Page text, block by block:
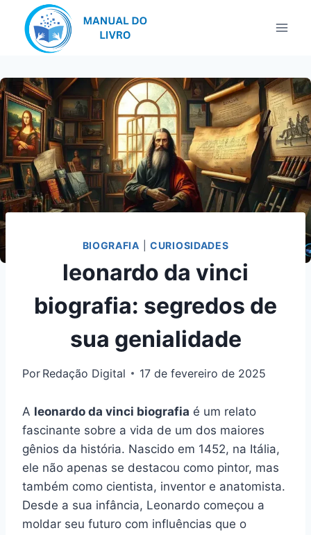
BIOGRAFIA CURIOSIDADES
leonardo da vinci
biografia: segredos de
sua genialidade
Por Redação Digital 17 de fevereiro de 2025
A leonardo da vinci biografia é um relato
fascinante sobre a vida de um dos maiores
gênios da história. Nascido em 1452, na Itália,
ele não apenas se destacou como pintor, mas
também como cientista, inventor e anatomista.
Desde a sua infância, Leonardo começou a
moldar seu futuro com influências que o